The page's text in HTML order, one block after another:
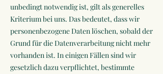
unbedingt notwendig ist, gilt als generelles
Kriterium bei uns. Das bedeutet, dass wir
personenbezogene Daten löschen, sobald der
Grund für die Datenverarbeitung nicht mehr
vorhanden ist. In einigen Fällen sind wir
gesetzlich dazu verpflichtet, bestimmte